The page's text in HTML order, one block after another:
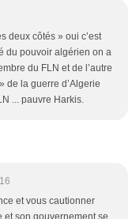
deux côtés » oui c’est
du pouvoir algérien on a
du FLN et de l’autre
de la guerre d’Algerie
... pauvre Harkis.
et vous cautionner